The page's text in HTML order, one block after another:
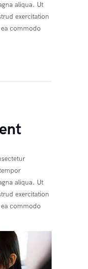
aliqua. Ut
exercitation
commodo
aliqua. Ut
exercitation
commodo